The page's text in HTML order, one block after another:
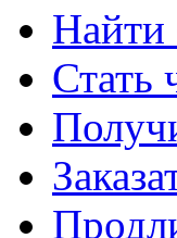
Найти
Стать